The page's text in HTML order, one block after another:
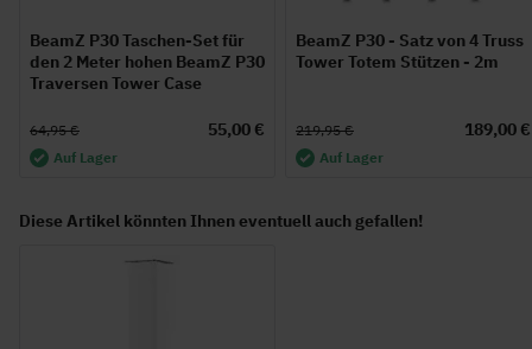
BeamZ P30 Taschen-Set für
den 2 Meter hohen BeamZ P30
Traversen Tower Case
55,00 €
64,95 €
Auf Lager
BeamZ P30 - Satz von 4 Truss
Tower Totem Stützen - 2m
189,00 €
219,95 €
Auf Lager
Diese Artikel könnten Ihnen eventuell auch gefallen!